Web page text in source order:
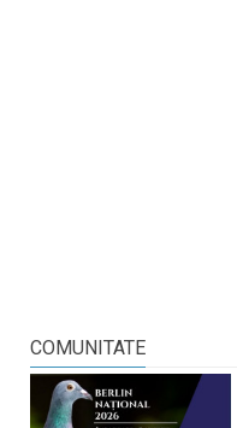
COMUNITATE